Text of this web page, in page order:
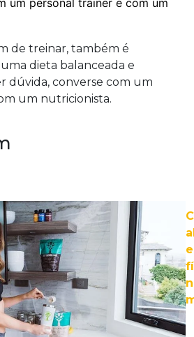
de treinar, também é
dieta balanceada e
dúvida, converse com um
um nutricionista.